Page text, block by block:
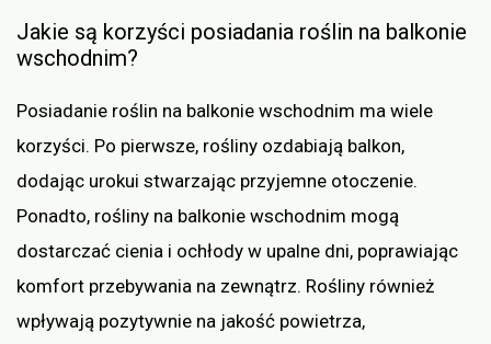
Jakie są korzyści posiadania roślin na balkonie
wschodnim?
Posiadanie roślin na balkonie wschodnim ma wiele
korzyści. Po pierwsze, rośliny ozdabiają balkon,
dodając urokui stwarzając przyjemne otoczenie.
Ponadto, rośliny na balkonie wschodnim mogą
dostarczać cienia i ochłody w upalne dni, poprawiając
komfort przebywania na zewnątrz. Rośliny również
wpływają pozytywnie na jakość powietrza,